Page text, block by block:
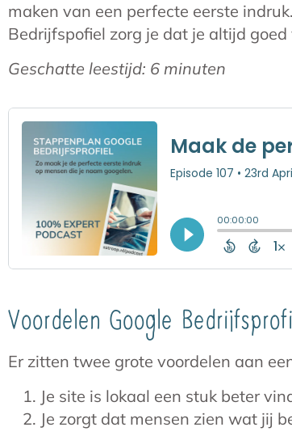
maken van een perfecte eerste
Bedrijfspofiel zorg je dat je altijd goed
Geschatte leestijd: 6 minuten
Voordelen Google
Er zitten twee grote voordelen aan
Je site is lokaal een stuk beter
Je zorgt dat mensen zien wat jij